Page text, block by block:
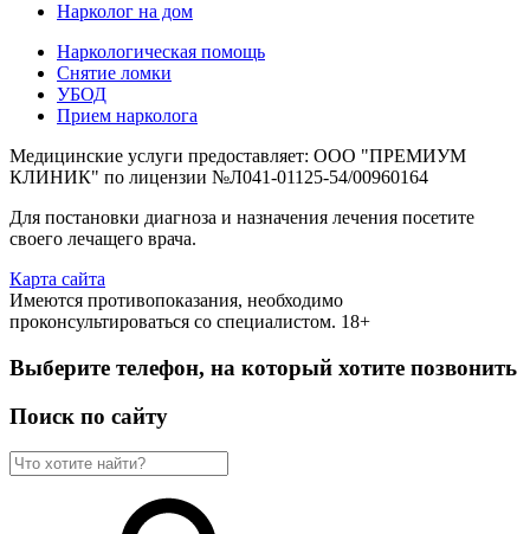
Нарколог на дом
Наркологическая помощь
Снятие ломки
УБОД
Прием нарколога
Медицинские услуги предоставляет: ООО "ПРЕМИУМ
КЛИНИК" по лицензии №Л041-01125-54/00960164
Для постановки диагноза и назначения лечения посетите
своего лечащего врача.
Карта сайта
Имеются противопоказания, необходимо
проконсультироваться со специалистом. 18+
Выберите телефон, на который хотите позвонить
Поиск по сайту